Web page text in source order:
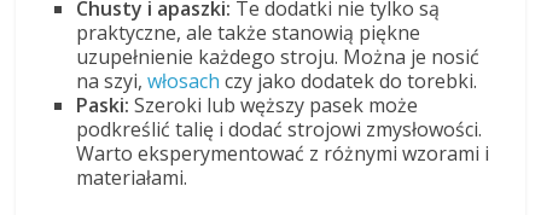
Chusty i apaszki: Te dodatki nie tylko są
praktyczne, ale także stanowią piękne
uzupełnienie każdego stroju. Można je nosić
na szyi,włosach czy jako dodatek do torebki.
Paski: Szeroki lub węższy pasek może
podkreślić talię i dodać strojowi zmysłowości.
Warto eksperymentować z różnymi wzorami i
materiałami.